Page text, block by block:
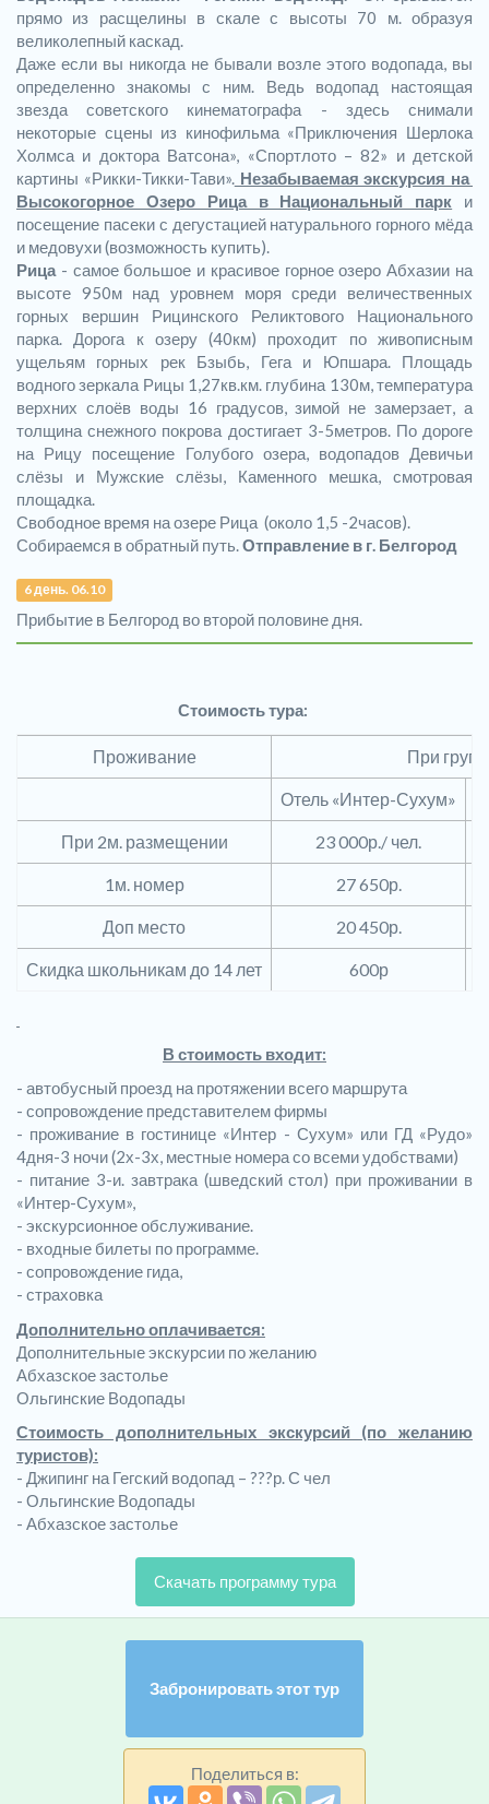
прямо из расщелины в скале с высоты 70 м. образуя
великолепный каскад.
Даже если вы никогда не бывали возле этого водопада, вы
определенно знакомы с ним. Ведь водопад настоящая
звезда советского кинематографа - здесь снимали
некоторые сцены из кинофильма «Приключения Шерлока
Холмса и доктора Ватсона», «Спортлото – 82» и детской
картины «Рикки-Тикки-Тави». Незабываемая экскурсия на
Высокогорное Озеро Рица в Национальный парк
и
посещение пасеки с дегустацией натурального горного мёда
и медовухи (возможность купить).
Рица - самое большое и красивое горное озеро Абхазии на
высоте 950м над уровнем моря среди величественных
горных вершин Рицинского Реликтового Национального
парка. Дорога к озеру (40км) проходит по живописным
ущельям горных рек Бзыбь, Гега и Юпшара. Площадь
водного зеркала Рицы 1,27кв.км. глубина 130м, температура
верхних слоёв воды 16 градусов, зимой не замерзает, а
толщина снежного покрова достигает 3-5метров. По дороге
на Рицу посещение Голубого озера, водопадов Девичьи
слёзы и Мужские слёзы, Каменного мешка, смотровая
площадка.
Свободное время на озере Рица (около 1,5 -2часов).
Собираемся в обратный путь. Отправление в г. Белгород
6 день. 06.10
Прибытие в Белгород во второй половине дня.
Стоимость тура:
Проживание При
Отель «Интер-Сухум»
При 2м. размещении 23 000р./ чел.
1м. номер 27 650р.
Доп место 20 450р.
Скидка школьникам до 14 лет 600р
В стоимость входит:
- автобусный проезд на протяжении всего маршрута
- сопровождение представителем фирмы
- проживание в гостинице «Интер - Сухум» или ГД «Рудо»
4дня-3 ночи (2х-3х, местные номера со всеми удобствами)
- питание 3-и. завтрака (шведский стол) при проживании в
«Интер-Сухум»,
- экскурсионное обслуживание.
- входные билеты по программе.
- сопровождение гида,
- страховка
Дополнительно оплачивается:
Дополнительные экскурсии по желанию
Абхазское застолье
Ольгинские Водопады
Стоимость дополнительных экскурсий (по желанию
туристов):
- Джипинг на Гегский водопад – ???р. С чел
- Ольгинские Водопады
- Абхазское застолье
Скачать программу тура
Забронировать этот тур
Поделиться в: